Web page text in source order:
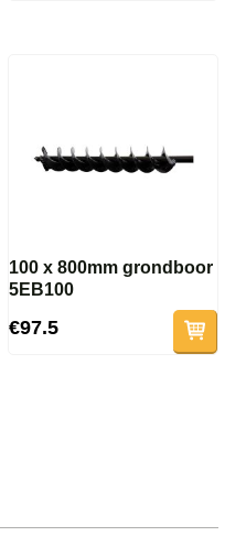
100 x 800mm grondboor
5EB100
€97.5